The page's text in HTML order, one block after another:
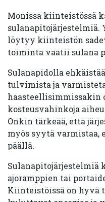
Monissa kiinteistössä
löytyy kiinteistön
toiminta vaatii sulana
Sulanapidolla
tulvimista ja
haasteellisimmissakin
kosteusvahinkoja
Onkin tärkeää, että
myös syytä varmistaa,
päällä.
Sulanapitojärjestelmiä
ajoramppien tai
Kiinteistöissä on hyvä